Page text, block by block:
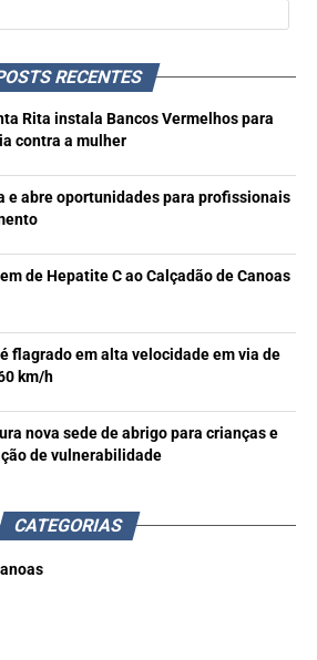
RECENTES
Rita instala Bancos Vermelhos para
contra a mulher
e abre oportunidades para profissionais
de Hepatite C ao Calçadão de Canoas
flagrado em alta velocidade em via de
km/h
nova sede de abrigo para crianças e
de vulnerabilidade
CATEGORIAS